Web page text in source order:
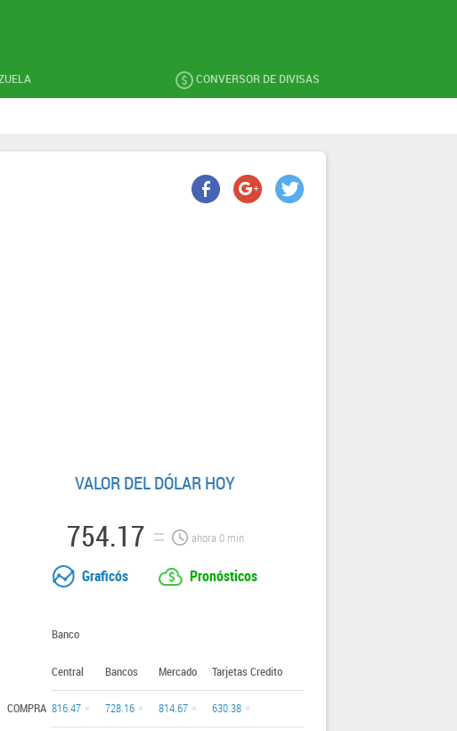
CONVERSOR DE DIVISAS
VALOR DEL DÓLAR HOY
754.17 ahora 0min
Graficós Pronósticos
Banco
Central Bancos Mercado Tarjetas Credito
COMPRA 816.47 728.16 814.67 630.38